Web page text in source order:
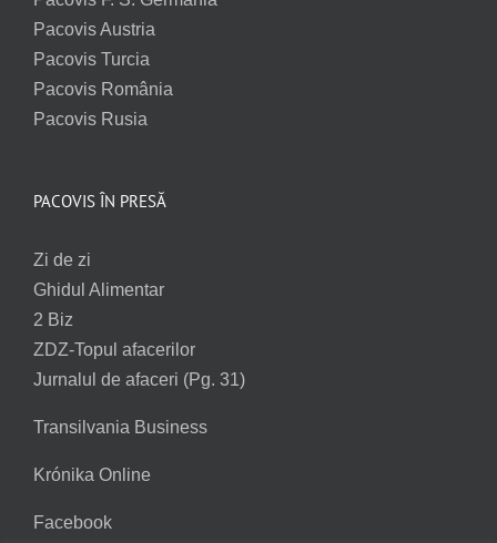
Pacovis Austria
Pacovis Turcia
Pacovis România
Pacovis Rusia
PACOVIS ÎN PRESĂ
Zi de zi
Ghidul Alimentar
2 Biz
ZDZ-Topul afacerilor
Jurnalul de afaceri (Pg. 31)
Transilvania Business
Krónika Online
Facebook